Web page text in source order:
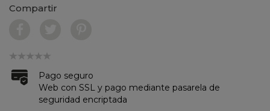
Compartir
Pago seguro
Web con SSL y pago mediante pasarela de
seguridad encriptada